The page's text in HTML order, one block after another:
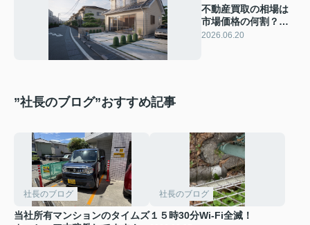
不動産買取の相場は
市場価格の何割？価
格が下がる理由と納
2026.06.20
”社長のブログ”おすすめ記事
社長のブログ
当社所有マンションのタイムズ
社長のブログ
１５時30分Wi-Fi全滅！